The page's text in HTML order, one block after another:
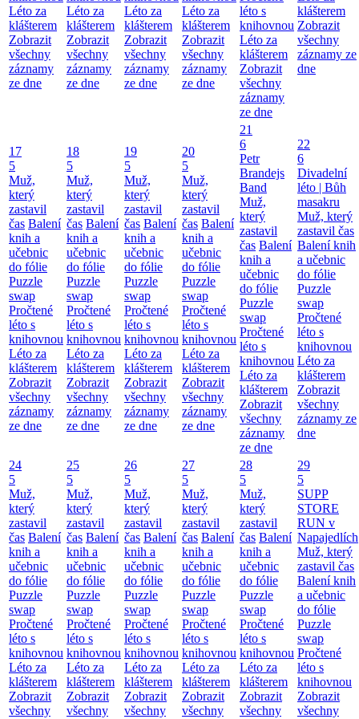
Léto za
klášterem
Zobrazit
všechny
záznamy
ze dne
Léto za
klášterem
Zobrazit
všechny
záznamy
ze dne
Léto za
klášterem
Zobrazit
všechny
záznamy
ze dne
Léto za
klášterem
Zobrazit
všechny
záznamy
ze dne
léto s
knihovnou
Léto za
klášterem
Zobrazit
všechny
záznamy
ze dne
klášterem
Zobrazit
všechny
záznamy ze
dne
17
5
Muž,
který
zastavil
čas Balení
knih a
učebnic
do fólie
Puzzle
swap
Pročtené
léto s
knihovnou
Léto za
klášterem
Zobrazit
všechny
záznamy
ze dne
18
5
Muž,
který
zastavil
čas Balení
knih a
učebnic
do fólie
Puzzle
swap
Pročtené
léto s
knihovnou
Léto za
klášterem
Zobrazit
všechny
záznamy
ze dne
19
5
Muž,
který
zastavil
čas Balení
knih a
učebnic
do fólie
Puzzle
swap
Pročtené
léto s
knihovnou
Léto za
klášterem
Zobrazit
všechny
záznamy
ze dne
20
5
Muž,
který
zastavil
čas Balení
knih a
učebnic
do fólie
Puzzle
swap
Pročtené
léto s
knihovnou
Léto za
klášterem
Zobrazit
všechny
záznamy
ze dne
21
6
Petr
Brandejs
Band
Muž,
který
zastavil
čas Balení
knih a
učebnic
do fólie
Puzzle
swap
Pročtené
léto s
knihovnou
Léto za
klášterem
Zobrazit
všechny
záznamy
ze dne
22
6
Divadelní
léto | Bůh
masakru
Muž, který
zastavil čas
Balení knih
a učebnic
do fólie
Puzzle
swap
Pročtené
léto s
knihovnou
Léto za
klášterem
Zobrazit
všechny
záznamy ze
dne
24
5
Muž,
který
zastavil
čas Balení
knih a
učebnic
do fólie
Puzzle
swap
Pročtené
léto s
knihovnou
Léto za
klášterem
Zobrazit
všechny
25
5
Muž,
který
zastavil
čas Balení
knih a
učebnic
do fólie
Puzzle
swap
Pročtené
léto s
knihovnou
Léto za
klášterem
Zobrazit
všechny
26
5
Muž,
který
zastavil
čas Balení
knih a
učebnic
do fólie
Puzzle
swap
Pročtené
léto s
knihovnou
Léto za
klášterem
Zobrazit
všechny
27
5
Muž,
který
zastavil
čas Balení
knih a
učebnic
do fólie
Puzzle
swap
Pročtené
léto s
knihovnou
Léto za
klášterem
Zobrazit
všechny
28
5
Muž,
který
zastavil
čas Balení
knih a
učebnic
do fólie
Puzzle
swap
Pročtené
léto s
knihovnou
Léto za
klášterem
Zobrazit
všechny
29
5
SUPP
STORE
RUN v
Napajedlích
Muž, který
zastavil čas
Balení knih
a učebnic
do fólie
Puzzle
swap
Pročtené
léto s
knihovnou
Zobrazit
všechny